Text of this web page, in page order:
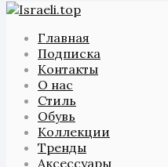
Главная
Подписка
Контакты
О нас
Стиль
Обувь
Коллекции
Тренды
Аксессуары